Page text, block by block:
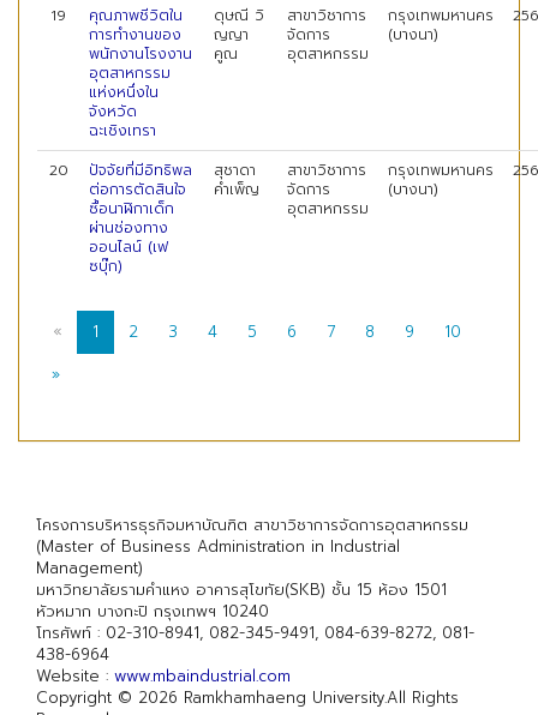
19
คุณภาพชีวิตใน
การทำงานของ
พนักงานโรงงาน
อุตสาหกรรม
แห่งหนึ่งใน
จังหวัด
ฉะเชิงเทรา
ดุษณี วิ
ญญา
คูณ
สาขาวิชาการ
จัดการ
อุตสาหกรรม
กรุงเทพมหานคร
(บางนา)
20
ปัจจัยที่มีอิทธิพล
ต่อการตัดสินใจ
ซื้อนาฬิกาเด็ก
ผ่านช่องทาง
ออนไลน์ (เฟ
ซบุ๊ก)
สุชาดา
คำเพ็ญ
สาขาวิชาการ
จัดการ
อุตสาหกรรม
กรุงเทพมหานคร
(บางนา)
« 1 2 3 4 5 6 7 8 9
10
»
โครงการบริหารธุรกิจมหาบัณฑิต สาขาวิชาการจัดการอุตสาหกรรม
(Master of Business Administration in Industrial
Management)
มหาวิทยาลัยรามคำแหง อาคารสุโขทัย(SKB) ชั้น 15 ห้อง 1501
หัวหมาก บางกะปิ กรุงเทพฯ 10240
โทรศัพท์ : 02-310-8941, 082-345-9491, 084-639-8272, 081-
438-6964
Website : www.mbaindustrial.com
Copyright © 2026 Ramkhamhaeng University.All Rights